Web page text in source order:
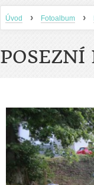
Úvod › Fotoalbum ›